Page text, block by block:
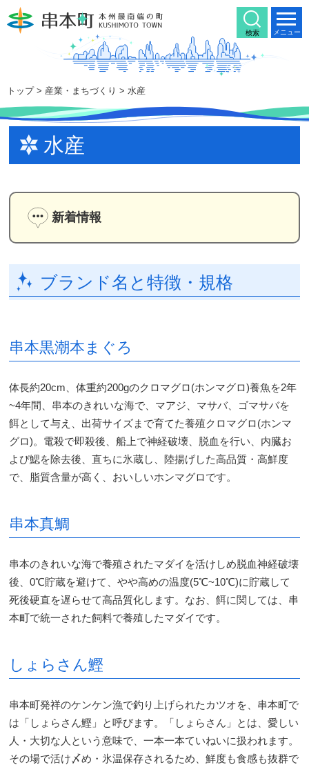
文
メニュー
トップ> 産業・まちづくり > 水産
検索
水産
新着情報
ブランド名と特徴・規格
串本黒潮本まぐろ
体長約20cm、体重約200gのクロマグロ(ホンマグロ)養魚を2年
~4年間、串本のきれいな海で、マアジ、マサバ、ゴマサバを
餌として与え、出荷サイズまで育てた養殖クロマグロ(ホンマ
グロ)。電殺で即殺後、船上で神経破壊、脱血を行い、内臓お
よび鰓を除去後、直ちに氷蔵し、陸揚げした高品質・高鮮度
で、脂質含量が高く、おいしいホンマグロです。
串本真鯛
串本のきれいな海で養殖されたマダイを活けしめ脱血神経破壊
後、0℃貯蔵を避けて、やや高めの温度(5℃~10℃)に貯蔵して
死後硬直を遅らせて高品質化します。なお、餌に関しては、串
本町で統一された飼料で養殖したマダイです。
しょらさん鰹
串本町発祥のケンケン漁で釣り上げられたカツオを、串本町で
は「しょらさん鰹」と呼びます。「しょらさん」とは、愛しい
人・大切な人という意味で、一本一本ていねいに扱われます。
その場で活け〆め・氷温保存されるため、鮮度も食感も抜群で